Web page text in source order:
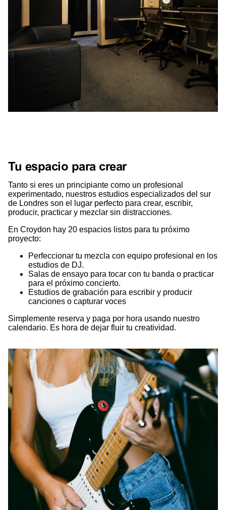
Tu espacio para crear
Tanto si eres un principiante como un profesional
experimentado, nuestros estudios especializados del sur
de Londres son el lugar perfecto para crear, escribir,
producir, practicar y mezclar sin distracciones.
En Croydon hay 20 espacios listos para tu próximo
proyecto:
Perfeccionar tu mezcla con equipo profesional en los
estudios de DJ.
Salas de ensayo para tocar con tu banda o practicar
para el próximo concierto.
Estudios de grabación para escribir y producir
canciones o capturar voces
Simplemente reserva y paga por hora usando nuestro
calendario. Es hora de dejar fluir tu creatividad.